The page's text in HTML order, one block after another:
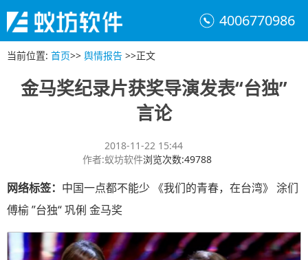
4006770986
当前位置: 首页>> 舆情报告 >>正文
金马奖纪录片获奖导演发表“台独”
言论
2018-11-22 15:44
作者:蚁坊软件浏览次数:49788
网络标签： 中国一点都不能少 《我们的青春，在台湾》 涂们
傅榆 ”台独“ 巩俐 金马奖